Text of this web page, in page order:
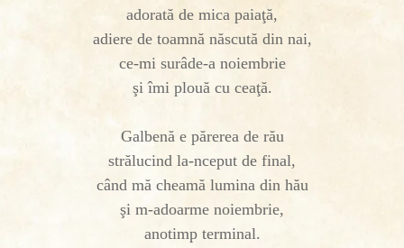
adorată de mica paiaţă,
adiere de toamnă născută din nai,
ce-mi surâde-a noiembrie
şi îmi plouă cu ceaţă.
Galbenă e părerea de rău
strălucind la-nceput de final,
când mă cheamă lumina din hău
şi m-adoarme noiembrie,
anotimp terminal.